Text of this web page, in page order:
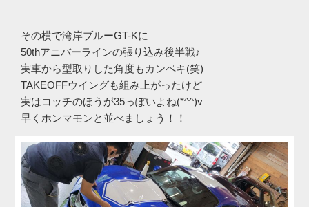
その横で湾岸ブルーGT-Kに
50thアニバーラインの張り込み後半戦♪
実車から型取りした角度もカンペキ(笑)
TAKEOFFウイングも組み上がったけど
実はコッチのほうが35っぽいよね(*^^)v
早くホンマモンと並べましょう！！